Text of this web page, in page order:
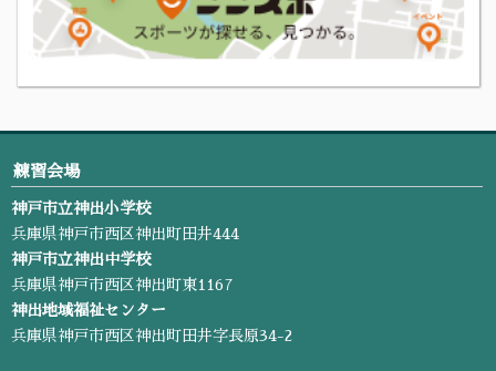
練習会場
神戸市立神出小学校
兵庫県神戸市西区神出町田井444
神戸市立神出中学校
兵庫県神戸市西区神出町東1167
神出地域福祉センター
兵庫県神戸市西区神出町田井字長原34-2